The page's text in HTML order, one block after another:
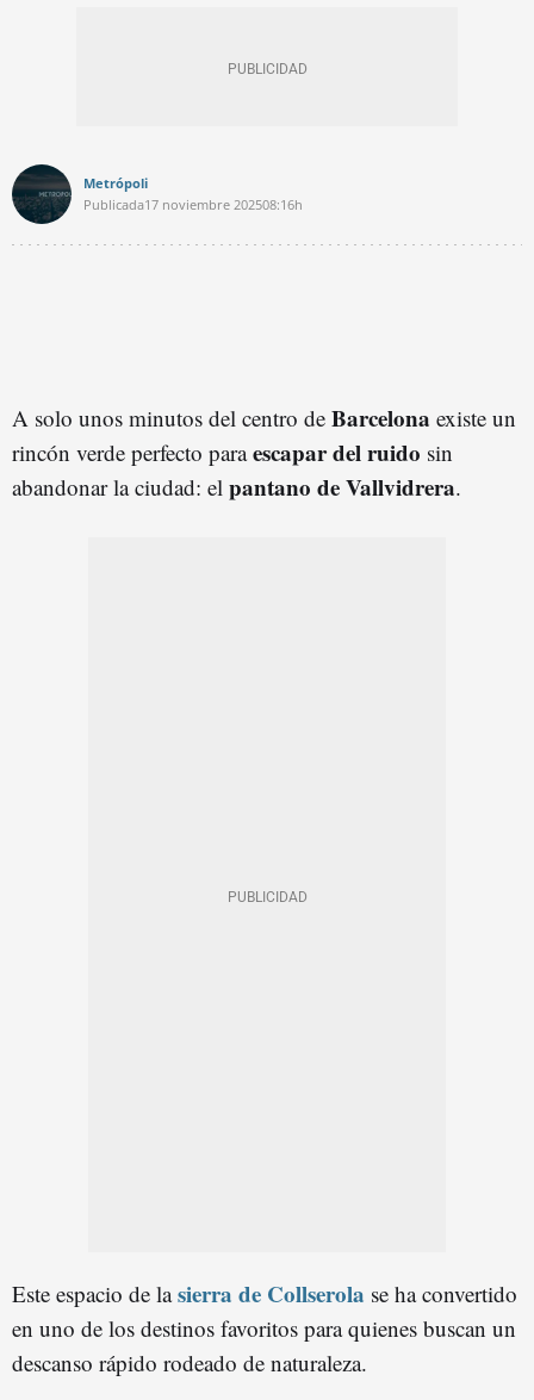
Metrópoli
Publicada17 noviembre 202508:16h
A solo unos minutos del centro de Barcelona existe un
rincón verde perfecto paraescapar del ruido sin
abandonar la ciudad: el pantano de Vallvidrera.
Este espacio de lasierra de Collserola se ha convertido
en uno de los destinos favoritos para quienes buscan un
descanso rápido rodeado de naturaleza.